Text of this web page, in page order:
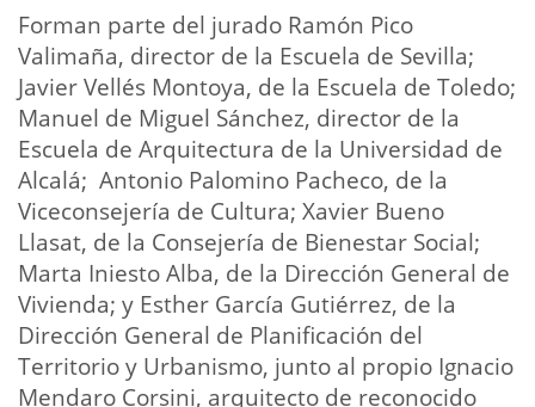
Forman parte del jurado Ramón Pico
Valimaña, director de la Escuela de Sevilla;
Javier Vellés Montoya, de la Escuela de Toledo;
Manuel de Miguel Sánchez, director de la
Escuela de Arquitectura de la Universidad de
Alcalá; Antonio Palomino Pacheco, de la
Viceconsejería de Cultura; Xavier Bueno
Llasat, de la Consejería de Bienestar Social;
Marta Iniesto Alba, de la Dirección General de
Vivienda; y Esther García Gutiérrez, de la
Dirección General de Planificación del
Territorio y Urbanismo, junto al propio Ignacio
Mendaro Corsini, arquitecto de reconocido